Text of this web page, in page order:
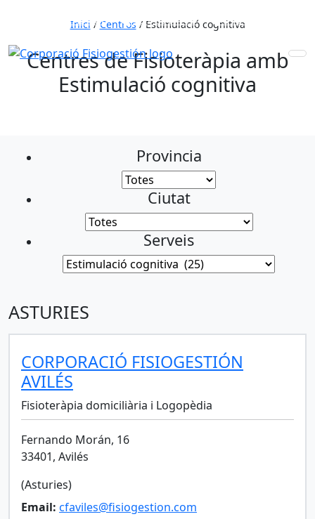
653 772 111 931 890 441 910 820 032
Inici / Centros / Estimulació cognitiva
Centres de Fisioteràpia amb
Estimulació cognitiva
Provincia
Ciutat
Serveis
ASTURIES
CORPORACIÓ FISIOGESTIÓN
AVILÉS
Fisioteràpia domiciliària i Logopèdia
Fernando Morán, 16
33401, Avilés
(Asturies)
Email: cfaviles@fisiogestion.com